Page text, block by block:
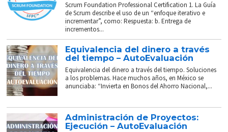
Scrum Foundation Professional Certification 1. La Guía
de Scrum describe el uso de un “enfoque iterativo e
incrementar”, como: Respuesta: b. Entrega de
incrementos...
Equivalencia del dinero a través
del tiempo – AutoEvaluación
Equivalencia del dinero a través del tiempo. Soluciones
a los problemas. Hace muchos años, en México se
anunciaba: “Invierta en Bonos del Ahorro Nacional,...
Administración de Proyectos:
Ejecución – AutoEvaluación